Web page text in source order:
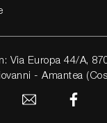
Via Europa 44/A,
- Amantea